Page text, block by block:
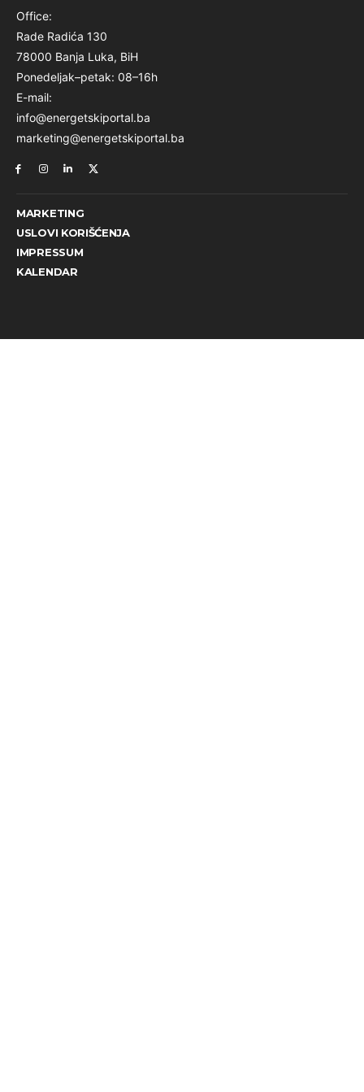
Office:
Rade Radića 130
78000 Banja Luka, BiH
Ponedeljak–petak: 08–16h
E-mail:
info@energetskiportal.ba
marketing@energetskiportal.ba
MARKETING
USLOVI KORIŠĆENJA
IMPRESSUM
KALENDAR